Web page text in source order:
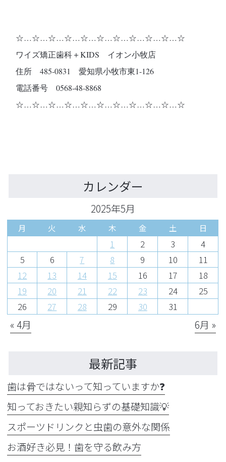
☆…☆…☆…☆…☆…☆…☆…☆…☆…☆…☆
ワイズ矯正歯科＋KIDS イオン小牧店
住所 485-0831 愛知県小牧市東1-126
電話番号 0568-48-8868
☆…☆…☆…☆…☆…☆…☆…☆…☆…☆…☆
カレンダー
2025年5月
月 火 水 木 金 土 日
1 2 3
4
5
6 7 8 9 10
11
12
13 14 15 16 17
18
19
20 21 22 23 24
25
26
27 28 29 30 31
« 4月 6月 »
最新記事
歯は骨ではないって知っていますか❓
知っておきたい親知らずの基礎知識💡
スポーツドリンクと虫歯の意外な関係
お酒好き必見！歯を守る飲み方